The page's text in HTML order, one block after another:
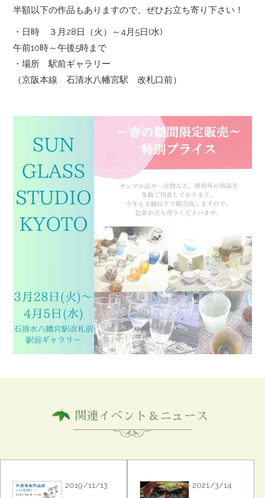
半額以下の作品もありますので、ぜひお立ち寄り下さい！
・日時 ３月28日（火）～4月5日(水)
午前10時～午後5時まで
・場所 駅前ギャラリー
（京阪本線 石清水八幡宮駅 改札口前）
関連イベント＆ニュース
2019/11/13 2021/3/14